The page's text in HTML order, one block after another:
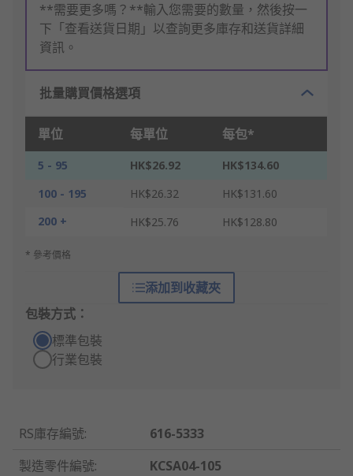
**需要更多嗎？**輸入您需要的數量，然後按一
下「查看送貨日期」以查詢更多庫存和送貨詳細
資訊。
批量購買價格選項
單位 每單位 每包*
5 - 95 HK$26.92
HK$134.60
100 - 195
HK$26.32
HK$131.60
200 +
HK$25.76 HK$128.80
* 參考價格
添加到收藏夾
包裝方式：
標準包裝
行業包裝
RS庫存編號:
616-5333
製造零件編號:
KCSA04-105